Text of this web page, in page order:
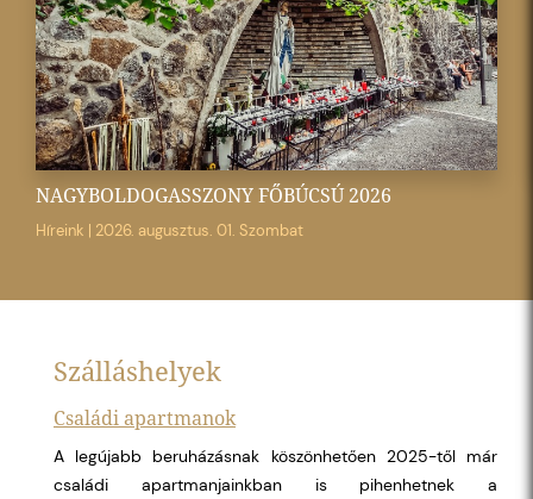
NAGYBOLDOGASSZONY FŐBÚCSÚ 2026
Híreink | 2026. augusztus. 01. Szombat
Szálláshelyek
Családi apartmanok
A legújabb beruházásnak köszönhetően 2025-től már
családi apartmanjainkban is pihenhetnek a